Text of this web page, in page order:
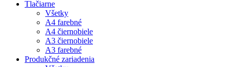
Tlačiarne
Všetky
A4 farebné
A4 čiernobiele
A3 čiernobiele
A3 farebné
Produkčné zariadenia